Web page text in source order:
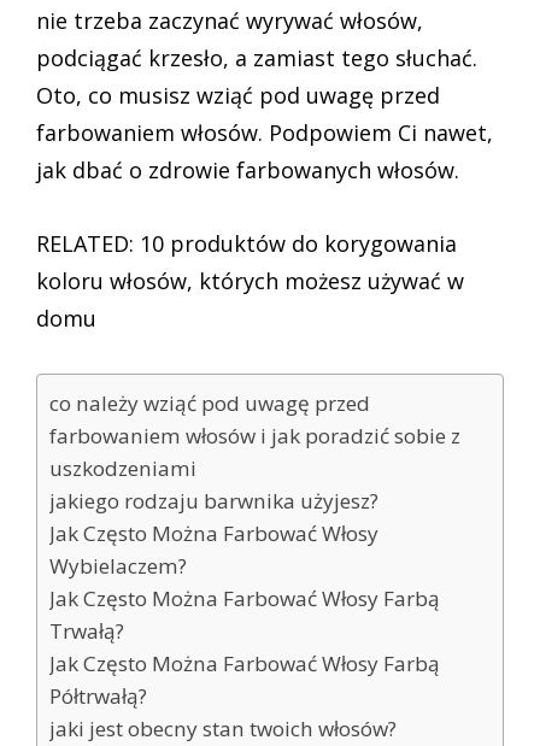
nie trzeba zaczynać wyrywać włosów,
podciągać krzesło, a zamiast tego słuchać.
Oto, co musisz wziąć pod uwagę przed
farbowaniem włosów. Podpowiem Ci nawet,
jak dbać o zdrowie farbowanych włosów.
RELATED: 10 produktów do korygowania
koloru włosów, których możesz używać w
domu
co należy wziąć pod uwagę przed
farbowaniem włosów i jak poradzić sobie z
uszkodzeniami
jakiego rodzaju barwnika użyjesz?
Jak Często Można Farbować Włosy
Wybielaczem?
Jak Często Można Farbować Włosy Farbą
Trwałą?
Jak Często Można Farbować Włosy Farbą
Półtrwałą?
jaki jest obecny stan twoich włosów?